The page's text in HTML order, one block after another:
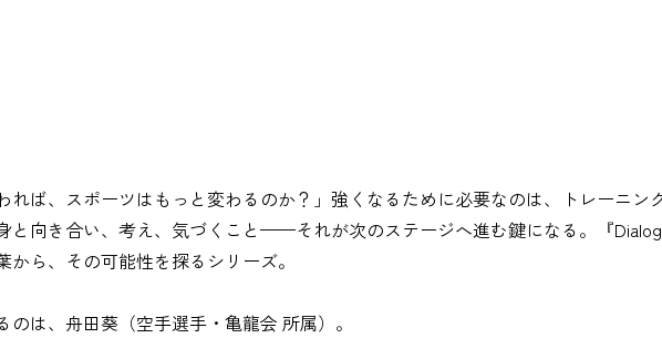
れば、スポーツはもっと変わるのか？」強くなるために必要なのは、トレーニン
と向き合い、考え、気づくこと——それが次のステージへ進む鍵になる。『
から、その可能性を探るシリーズ。
のは、舟田葵（空手選手・亀龍会 所属）。